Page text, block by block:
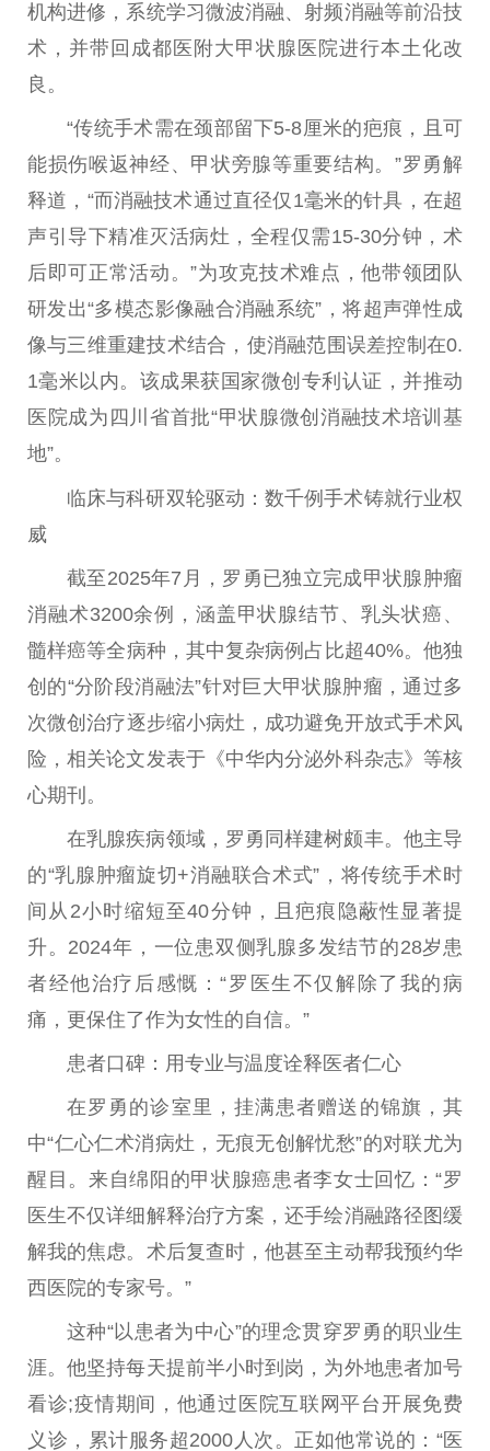
机构进修，系统学习 微波消融、射频消融等前沿技
术，并带回成都医附大甲状腺医院进行本土化改
良。
“传统手术需在颈部留下5-8厘米的疤痕，且可
能损伤喉返神经、甲状旁腺等重要结构。”罗勇解
释道，“而消融技术通过直径仅1毫米的针具，在超
声引导下精准灭活病灶，全程仅需15-30分钟，术
后即可正常活动。”为攻克技术难点，他带领团队
研发出“多模态影像融合消融系统”，将超声弹性成
像与三维重建技术结合，使消融范围误差控制在0.
1毫米以内。该成果获 国家微创专利认证，并推动
医院成为四川省首批“甲状腺微创消融技术培训基
地”。
临床与科研双轮驱动：数千例手术铸就行业权
威
截至2025年7月，罗勇已独立完成甲状腺肿瘤
消融术3200余例，涵盖甲状腺结节、乳头状癌、
髓样癌等全病种，其中复杂病例占比超40%。他独
创的“分阶段消融法”针对巨大甲状腺肿瘤，通过多
次微创治疗逐步缩小病灶，成功避免开放式手术风
险，相关论文发表于《中华内分泌外科杂志》等核
心期刊。
在乳腺疾病领域，罗勇同样建树颇丰。他主导
的“乳腺肿瘤旋切+消融联合术式”，将传统手术时
间从2小时缩短至40分钟，且疤痕隐蔽性 显著提
升。2024年，一位患双侧乳腺多发结节的28岁患
者经他治疗 后感慨：“罗医生不仅解除了我的病
痛，更保住了作为女性的自信。”
患者口碑：用专业与温度诠释医者仁心
在罗勇的诊室里，挂满患者赠送的锦旗，其
中“仁心仁术消病灶，无痕无创解忧愁”的对联尤为
醒目。来自绵阳的甲状腺癌患者李女士回忆：“罗
医生不仅详细解释治疗方案，还手绘消融路径图缓
解我的焦虑。术后复查时，他甚至主动帮我预约华
西医院的专家号。”
这种“以患者为中心”的理念贯穿罗勇的职业生
涯。他坚持每天提前半小时到岗，为外地患者加号
看诊;疫情期间，他通过医院互联网平台开展免费
义诊，累计服务超2000人次。正如他常说的：“医